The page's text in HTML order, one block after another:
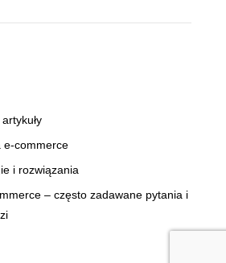
e-commerce
i rozwiązania
– często zadawane pytania i